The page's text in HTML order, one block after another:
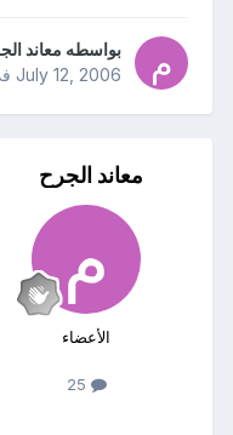
بواسطه معاند
July 12, 2006
معاند الجرح
الأعضاء